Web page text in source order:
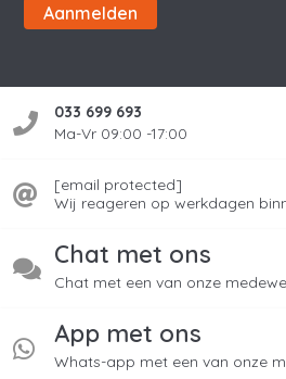
Aanmelden
033 699 693
Ma-Vr 09:00 -17:00
[email protected]
Wij reageren op werkdagen
Chat met ons
Chat met een van onze
App met ons
Whats-app met een van onze